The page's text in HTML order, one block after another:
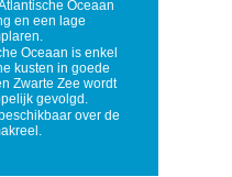
Oceaan
en een lage
Oceaan is enkel
kusten in goede
Zwarte Zee wordt
gevolgd.
over de